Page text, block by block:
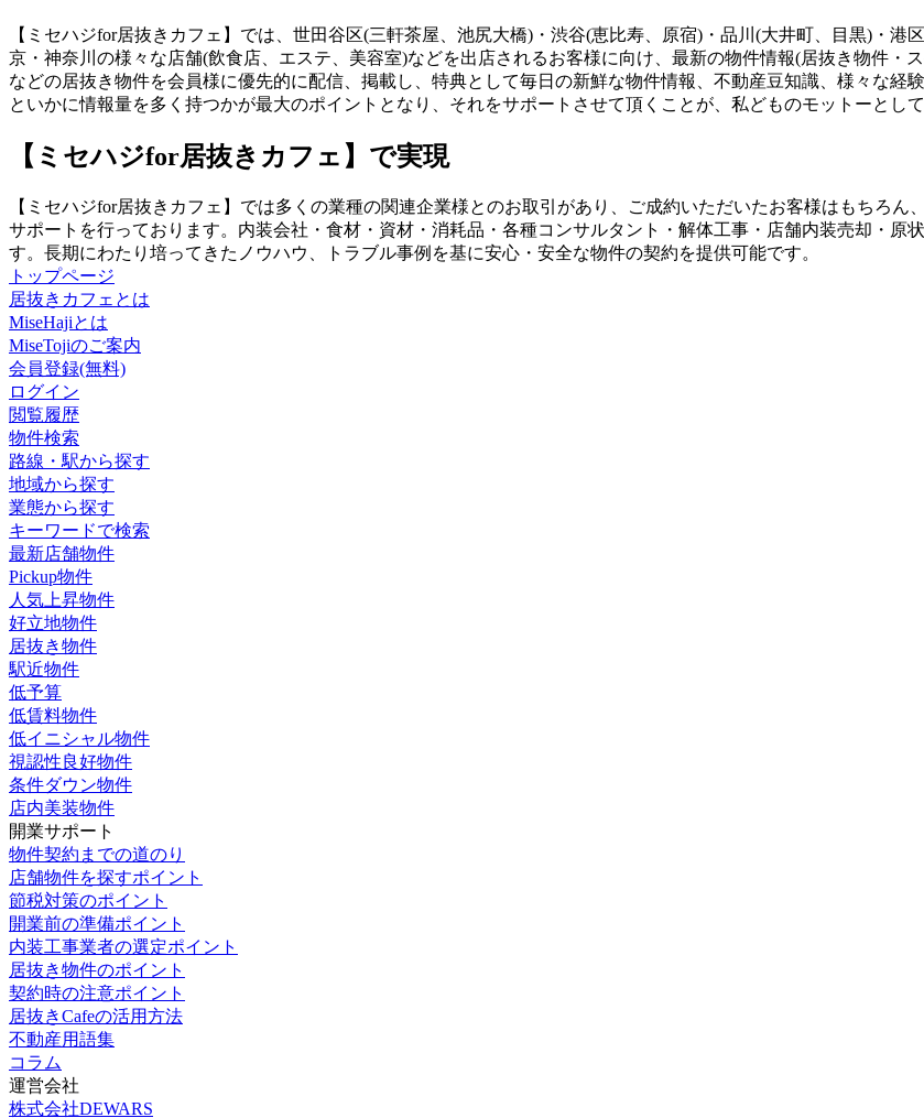
【ミセハジfor居抜きカフェ】では、世田谷区(三軒茶屋、池尻大橋)・渋谷(恵比寿、原宿)・品川(大井町、目黒)・
京・神奈川の様々な店舗(飲食店、エステ、美容室)などを出店されるお客様に向け、最新の物件情報(居抜き物件・
などの居抜き物件を会員様に優先的に配信、掲載し、特典として毎日の新鮮な物件情報、不動産豆知識、様々な
といかに情報量を多く持つかが最大のポイントとなり、それをサポートさせて頂くことが、私どものモットーとして
【ミセハジfor居抜きカフェ】で実現
【ミセハジfor居抜きカフェ】では多くの業種の関連企業様とのお取引があり、ご成約いただいたお客様はもちろ
サポートを行っております。内装会社・食材・資材・消耗品・各種コンサルタント・解体工事・店舗内装売却・
す。長期にわたり培ってきたノウハウ、トラブル事例を基に安心・安全な物件の契約を提供可能です。
トップページ
居抜きカフェとは
MiseHajiとは
MiseTojiのご案内
会員登録(無料)
ログイン
閲覧履歴
物件検索
路線・駅から探す
地域から探す
業態から探す
キーワードで検索
最新店舗物件
Pickup物件
人気上昇物件
好立地物件
居抜き物件
駅近物件
低予算
低賃料物件
低イニシャル物件
視認性良好物件
条件ダウン物件
店内美装物件
開業サポート
物件契約までの道のり
店舗物件を探すポイント
節税対策のポイント
開業前の準備ポイント
内装工事業者の選定ポイント
居抜き物件のポイント
契約時の注意ポイント
居抜きCafeの活用方法
不動産用語集
コラム
運営会社
株式会社DEWARS